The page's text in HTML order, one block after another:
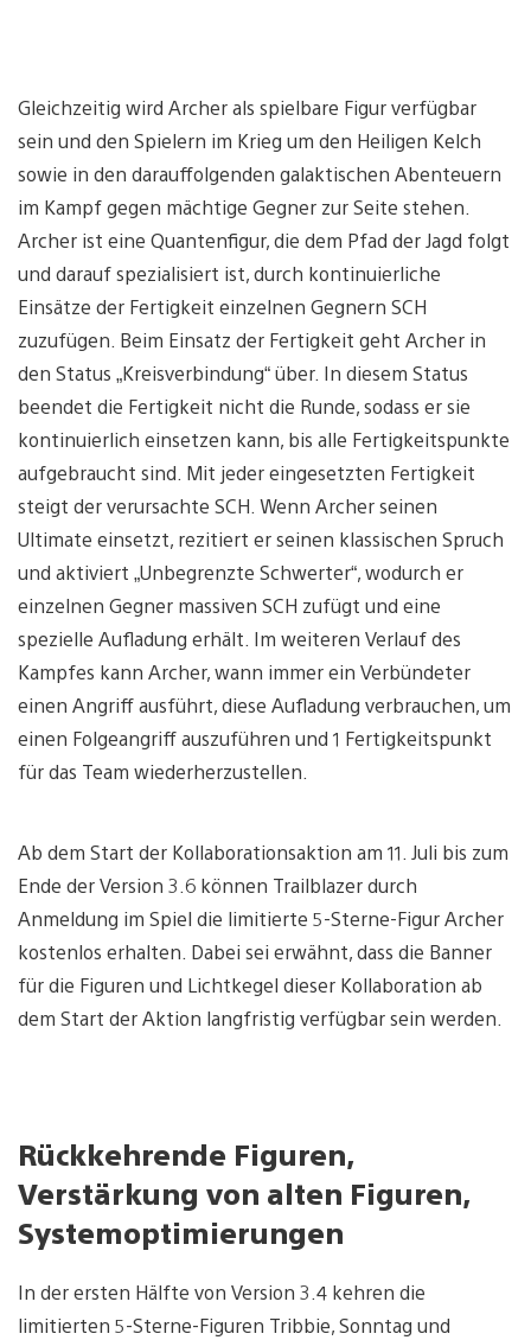
Gleichzeitig wird Archer als spielbare Figur verfügbar
sein und den Spielern im Krieg um den Heiligen Kelch
sowie in den darauffolgenden galaktischen Abenteuern
im Kampf gegen mächtige Gegner zur Seite stehen.
Archer ist eine Quantenfigur, die dem Pfad der Jagd folgt
und darauf spezialisiert ist, durch kontinuierliche
Einsätze der Fertigkeit einzelnen Gegnern SCH
zuzufügen. Beim Einsatz der Fertigkeit geht Archer in
den Status „Kreisverbindung“ über. In diesem Status
beendet die Fertigkeit nicht die Runde, sodass er sie
kontinuierlich einsetzen kann, bis alle Fertigkeitspunkte
aufgebraucht sind. Mit jeder eingesetzten Fertigkeit
steigt der verursachte SCH. Wenn Archer seinen
Ultimate einsetzt, rezitiert er seinen klassischen Spruch
und aktiviert „Unbegrenzte Schwerter“, wodurch er
einzelnen Gegner massiven SCH zufügt und eine
spezielle Aufladung erhält. Im weiteren Verlauf des
Kampfes kann Archer, wann immer ein Verbündeter
einen Angriff ausführt, diese Aufladung verbrauchen, um
einen Folgeangriff auszuführen und 1 Fertigkeitspunkt
für das Team wiederherzustellen.
Ab dem Start der Kollaborationsaktion am 11. Juli bis zum
Ende der Version 3.6 können Trailblazer durch
Anmeldung im Spiel die limitierte 5-Sterne-Figur Archer
kostenlos erhalten. Dabei sei erwähnt, dass die Banner
für die Figuren und Lichtkegel dieser Kollaboration ab
dem Start der Aktion langfristig verfügbar sein werden.
Rückkehrende Figuren,
Verstärkung von alten Figuren,
Systemoptimierungen
In der ersten Hälfte von Version 3.4 kehren die
limitierten 5-Sterne-Figuren Tribbie, Sonntag und